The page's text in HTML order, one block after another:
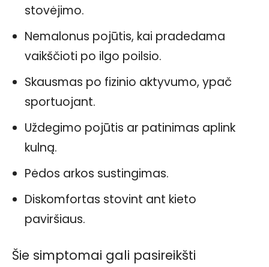
stovėjimo.
Nemalonus pojūtis, kai pradedama
vaikščioti po ilgo poilsio.
Skausmas po fizinio aktyvumo, ypač
sportuojant.
Uždegimo pojūtis ar patinimas aplink
kulną.
Pėdos arkos sustingimas.
Diskomfortas stovint ant kieto
paviršiaus.
Šie simptomai gali pasireikšti